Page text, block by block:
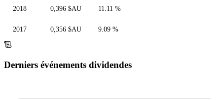
2018 0,396 $AU 11.11 %
2017 0,356 $AU 9.09 %
Derniers événements dividendes